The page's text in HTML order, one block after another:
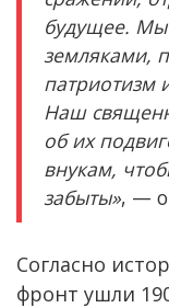
будущее.
земляками,
патриотизм
Наш
об их
внукам,
забыты», —
Согласно
фронт ушли